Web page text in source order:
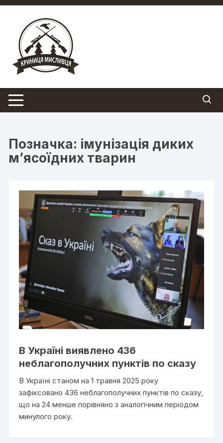
Перейти
вмісту
Позначка: імунізація диких
м’ясоїдних тварин
В Україні виявлено 436
неблагополучних пунктів по сказу
В Україні станом на 1 травня 2025 року
зафіксовано 436 неблагополучних пунктів по сказу,
що на 24 менше порівняно з аналогічним періодом
минулого року.